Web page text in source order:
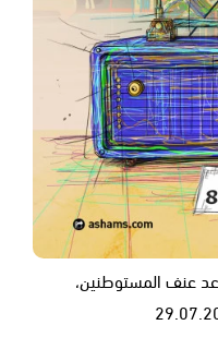
عنف المستوطنين،